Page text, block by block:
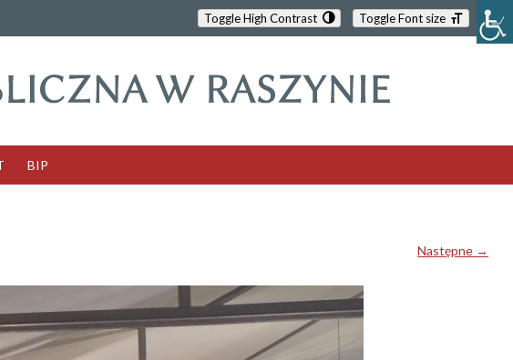
Toggle High Contrast Toggle Font size
BIP
Następne →